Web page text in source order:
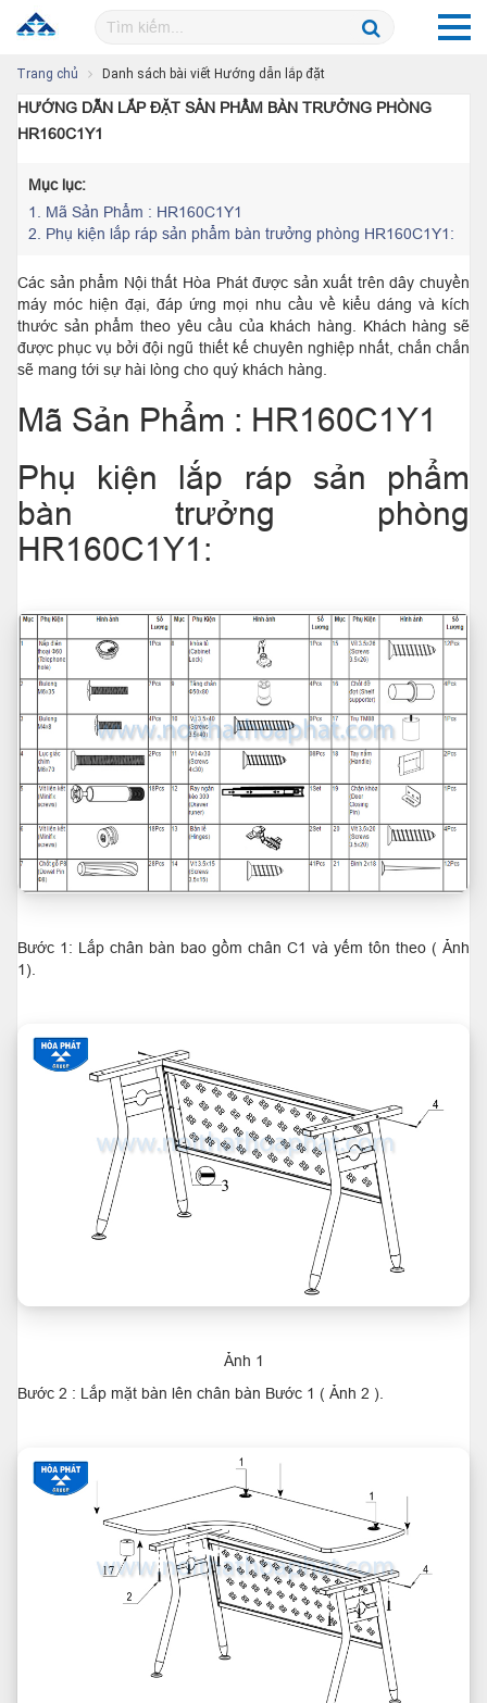
Trang chủ Danh sách bài viết Hướng dẫn lắp đặt
HƯỚNG DẪN LẮP ĐẶT SẢN PHẨM BÀN TRƯỞNG PHÒNG
HR160C1Y1
Mục lục:
1.
Mã Sản Phẩm : HR160C1Y1
2.
Phụ kiện lắp ráp sản phẩm bàn trưởng phòng HR160C1Y1:
Các sản phẩm Nội thất Hòa Phát được sản xuất trên dây chuyền
máy móc hiện đại, đáp ứng mọi nhu cầu về kiểu dáng và kích
thước sản phẩm theo yêu cầu của khách hàng. Khách hàng sẽ
được phục vụ bởi đội ngũ thiết kế chuyên nghiệp nhất, chắn chắn
sẽ mang tới sự hài lòng cho quý khách hàng.
Mã Sản Phẩm : HR160C1Y1
Phụ kiện lắp ráp sản phẩm
bàn trưởng phòng
HR160C1Y1:
Bước 1: Lắp chân bàn bao gồm chân C1 và yếm tôn theo ( Ảnh
1).
Ảnh 1
Bước 2 : Lắp mặt bàn lên chân bàn Bước 1 ( Ảnh 2 ).